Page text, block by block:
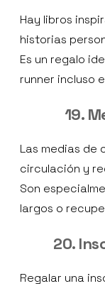
Hay libros
historias
Es un regalo
runner incluso
19.
Las medias de
circulación y
Son
largos o
20.
Regalar una